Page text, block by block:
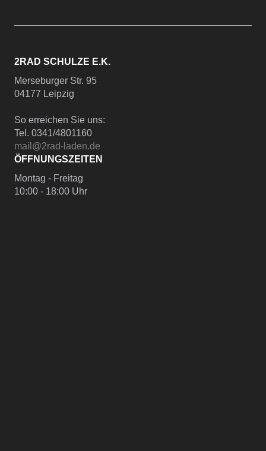
2RAD SCHULZE E.K.
Merseburger Str. 95
04177 Leipzig
So erreichen Sie uns:
Tel. 0341/4801160
mail@2rad-laden.de
ÖFFNUNGSZEITEN
Montag - Freitag
10:00 - 18:00 Uhr